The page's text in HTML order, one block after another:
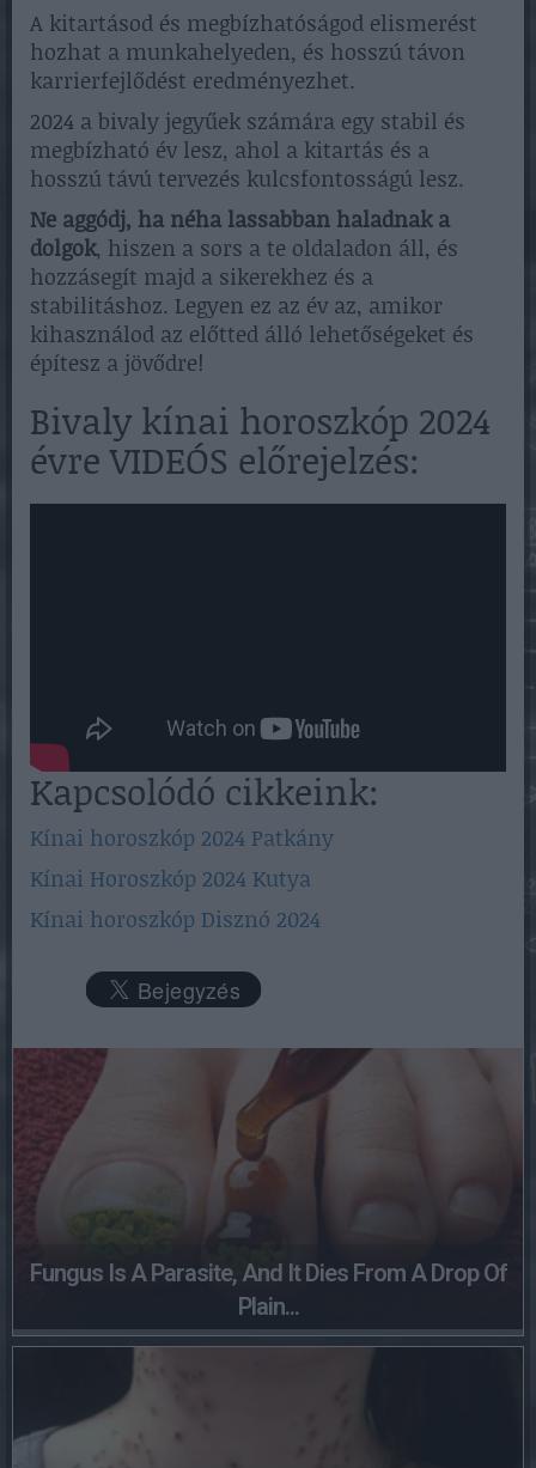
A kitartásod és megbízhatóságod elismerést
hozhat a munkahelyeden, és hosszú távon
karrierfejlődést eredményezhet.
2024 a bivaly jegyűek számára egy stabil és
megbízható év lesz, ahol a kitartás és a
hosszú távú tervezés kulcsfontosságú lesz.
Ne aggódj, ha néha lassabban haladnak a
dolgok, hiszen a sors a te oldaladon áll, és
hozzásegít majd a sikerekhez és a
stabilitáshoz. Legyen ez az év az, amikor
kihasználod az előtted álló lehetőségeket és
építesz a jövődre!
Bivaly kínai horoszkóp 2024
évre VIDEÓS előrejelzés:
Kapcsolódó cikkeink:
Kínai horoszkóp 2024 Patkány
Kínai Horoszkóp 2024 Kutya
Kínai horoszkóp Disznó 2024
Fungus Is A Parasite, And It Dies From A Drop Of
Plain...